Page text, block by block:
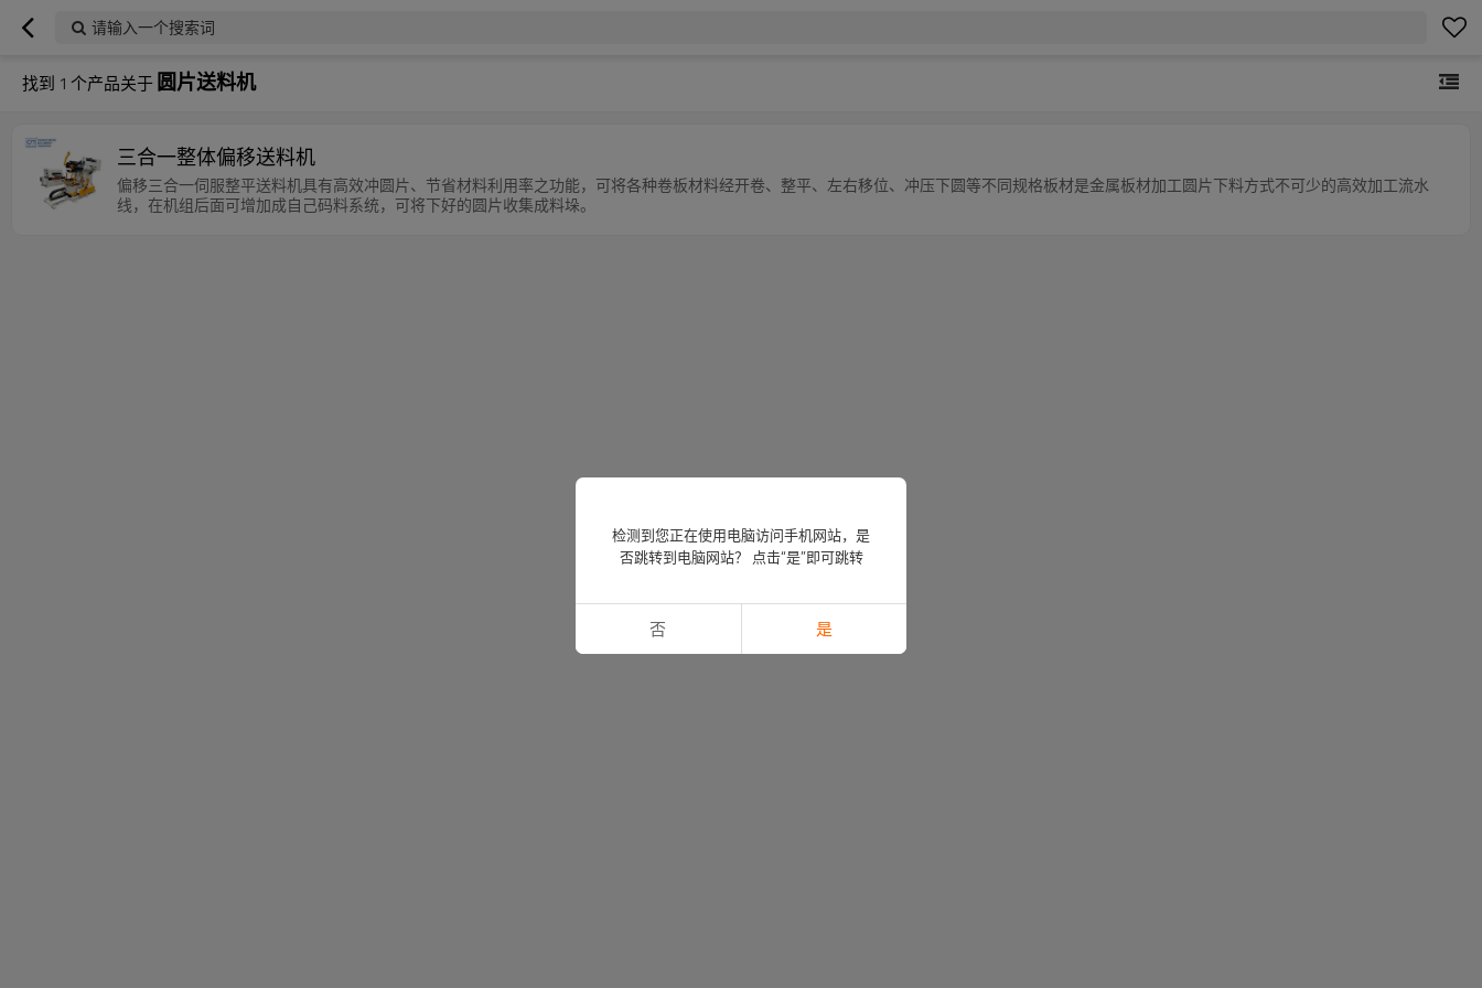
请输入一个搜索词
找到 1 个产品关于 圆片送料机
三合一整体偏移送料机
偏移三合一伺服整平送料机具有高效冲圆片、节省材料利用率之功能，可将各种卷板材料经开卷、整平、左右移位、冲压下圆等不同规格板材是金属板材加工圆片下料方式不可少的高效加工流水
线，在机组后面可增加成自己码料系统，可将下好的圆片收集成料垛。
检测到您正在使用电脑访问手机网站，是
否跳转到电脑网站？ 点击“是”即可跳转
否 是